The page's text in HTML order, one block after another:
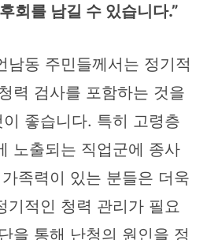
회를 남길 수 있습니다.”
남동 주민들께서는 정기적
력 검사를 포함하는 것을
좋습니다. 특히 고령층
노출되는 직업군에 종사
족력이 있는 분들은 더욱
기적인 청력 관리가 필요
을 통해 난청의 원인을 정